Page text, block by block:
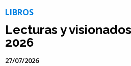
LIBROS
Lecturas y
2026
27/07/2026